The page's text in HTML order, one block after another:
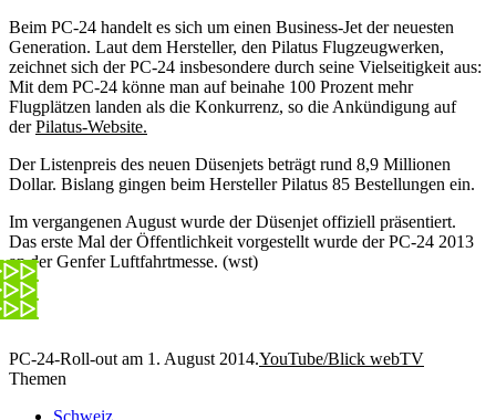
Beim PC-24 handelt es sich um einen Business-Jet der neuesten
Generation. Laut dem Hersteller, den Pilatus Flugzeugwerken,
zeichnet sich der PC-24 insbesondere durch seine Vielseitigkeit aus:
Mit dem PC-24 könne man auf beinahe 100 Prozent mehr
Flugplätzen landen als die Konkurrenz, so die Ankündigung auf
derPilatus-Website.
Der Listenpreis des neuen Düsenjets beträgt rund 8,9 Millionen
Dollar. Bislang gingen beim Hersteller Pilatus 85 Bestellungen ein.
Im vergangenen August wurde der Düsenjet offiziell präsentiert.
Das erste Mal der Öffentlichkeit vorgestellt wurde der PC-24 2013
an der Genfer Luftfahrtmesse. (wst)
PC-24-Roll-out am 1. August 2014.YouTube/Blick webTV
Themen
Schweiz